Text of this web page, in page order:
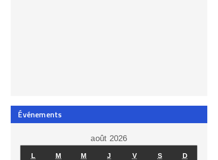
Événements
août 2026
L M M J V S D